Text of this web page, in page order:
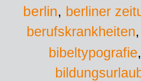
berlin, berliner
berufskrankheiten
bibeltypografie